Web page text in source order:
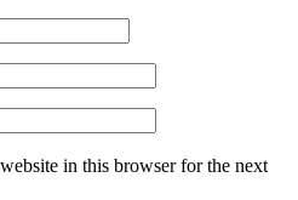
in this browser for the next